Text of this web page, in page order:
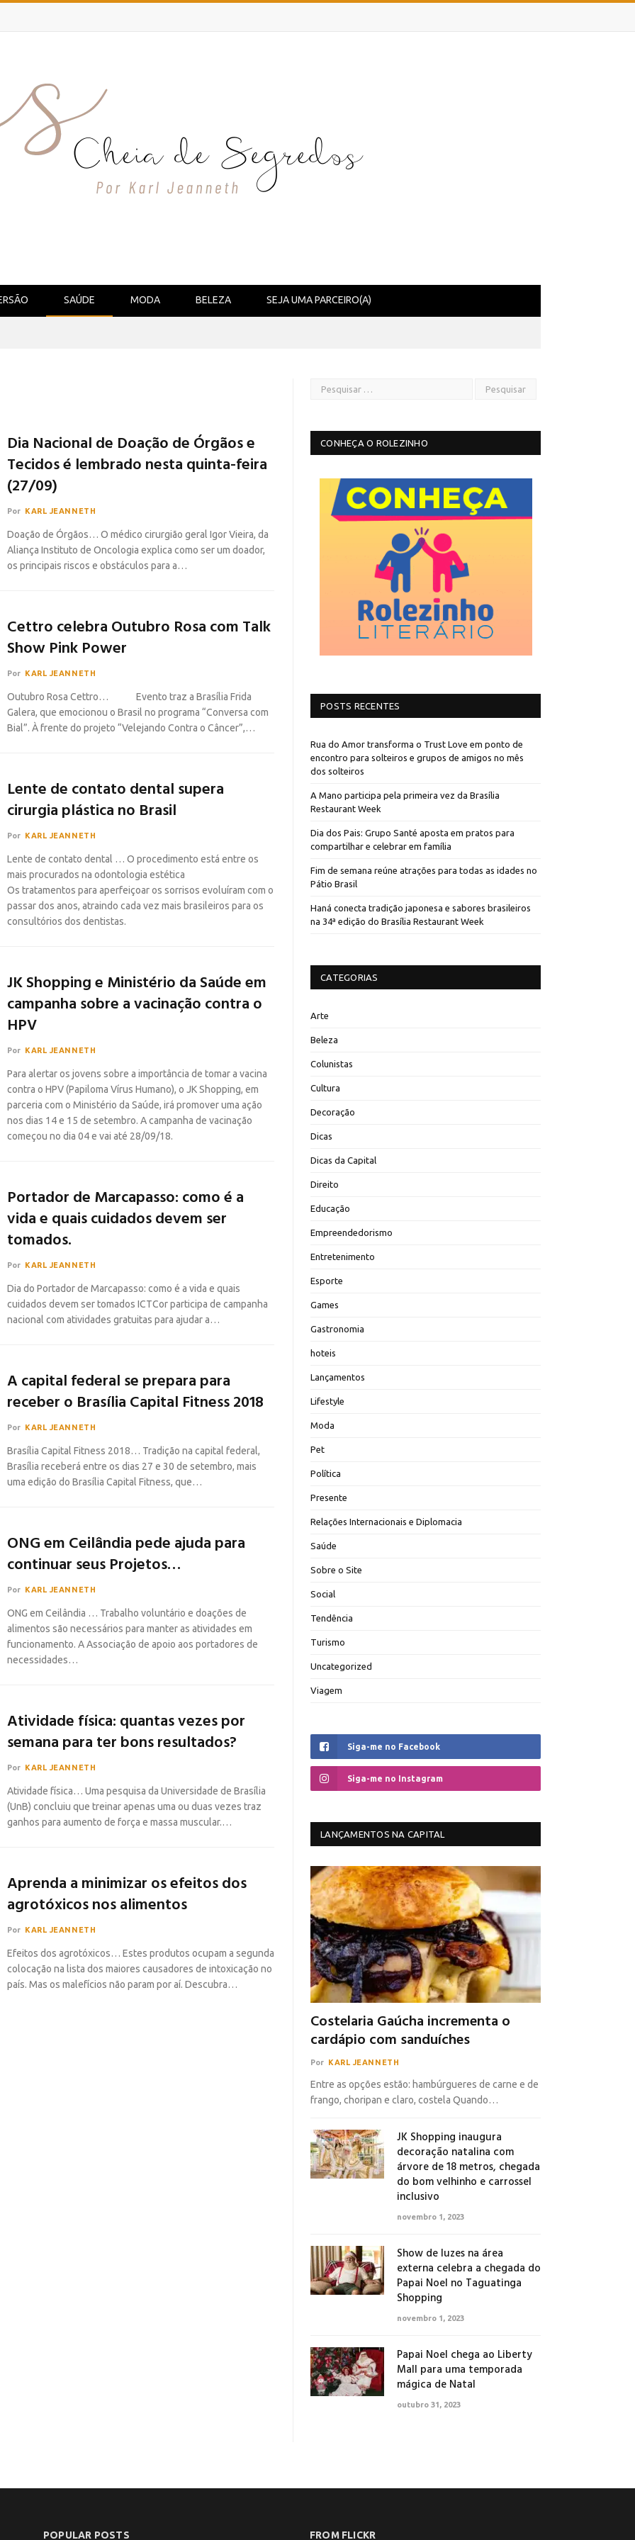
SAÚDE MODA BELEZA SEJA UMA PARCEIRO(A)
Dia Nacional de Doação de Órgãos e
Tecidos é lembrado nesta quinta-feira
(27/09)
Por KARL JEANNETH
Doação de Órgãos… O médico cirurgião geral Igor Vieira, da
Aliança Instituto de Oncologia explica como ser um doador,
os principais riscos e obstáculos para a…
Cettro celebra Outubro Rosa com Talk
Show Pink Power
Por KARL JEANNETH
Outubro Rosa Cettro… Evento traz a Brasília Frida
Galera, que emocionou o Brasil no programa “Conversa com
Bial”. À frente do projeto “Velejando Contra o Câncer”,…
Lente de contato dental supera
cirurgia plástica no Brasil
Por KARL JEANNETH
Lente de contato dental … O procedimento está entre os
mais procurados na odontologia estética
Os tratamentos para aperfeiçoar os sorrisos evoluíram com o
passar dos anos, atraindo cada vez mais brasileiros para os
consultórios dos dentistas.
JK Shopping e Ministério da Saúde em
campanha sobre a vacinação contra o
HPV
Por KARL JEANNETH
Para alertar os jovens sobre a importância de tomar a vacina
contra o HPV (Papiloma Vírus Humano), o JK Shopping, em
parceria com o Ministério da Saúde, irá promover uma ação
nos dias 14 e 15 de setembro. A campanha de vacinação
começou no dia 04 e vai até 28/09/18.
Portador de Marcapasso: como é a
vida e quais cuidados devem ser
tomados.
Por KARL JEANNETH
Dia do Portador de Marcapasso: como é a vida e quais
cuidados devem ser tomados ICTCor participa de campanha
nacional com atividades gratuitas para ajudar a…
A capital federal se prepara para
receber o Brasília Capital Fitness 2018
Por KARL JEANNETH
Brasília Capital Fitness 2018… Tradição na capital federal,
Brasília receberá entre os dias 27 e 30 de setembro, mais
uma edição do Brasília Capital Fitness, que…
ONG em Ceilândia pede ajuda para
continuar seus Projetos…
Por KARL JEANNETH
ONG em Ceilândia … Trabalho voluntário e doações de
alimentos são necessários para manter as atividades em
funcionamento. A Associação de apoio aos portadores de
necessidades…
Atividade física: quantas vezes por
semana para ter bons resultados?
Por KARL JEANNETH
Atividade física… Uma pesquisa da Universidade de Brasília
(UnB) concluiu que treinar apenas uma ou duas vezes traz
ganhos para aumento de força e massa muscular.…
Aprenda a minimizar os efeitos dos
agrotóxicos nos alimentos
Por KARL JEANNETH
Efeitos dos agrotóxicos… Estes produtos ocupam a segunda
colocação na lista dos maiores causadores de intoxicação no
país. Mas os malefícios não param por aí. Descubra…
CONHEÇA O ROLEZINHO
POSTS RECENTES
Rua do Amor transforma o Trust Love em ponto de
encontro para solteiros e grupos de amigos no mês
dos solteiros
A Mano participa pela primeira vez da Brasília
Restaurant Week
Dia dos Pais: Grupo Santé aposta em pratos para
compartilhar e celebrar em família
Fim de semana reúne atrações para todas as idades no
Pátio Brasil
Haná conecta tradição japonesa e sabores brasileiros
na 34ª edição do Brasília Restaurant Week
CATEGORIAS
Arte
Beleza
Colunistas
Cultura
Decoração
Dicas
Dicas da Capital
Direito
Educação
Empreendedorismo
Entretenimento
Esporte
Games
Gastronomia
hoteis
Lançamentos
Lifestyle
Moda
Pet
Política
Presente
Relações Internacionais e Diplomacia
Saúde
Sobre o Site
Social
Tendência
Turismo
Uncategorized
Viagem
Siga-me no Facebook
Siga-me no Instagram
LANÇAMENTOS NA CAPITAL
Costelaria Gaúcha incrementa o
cardápio com sanduíches
Por KARL JEANNETH
Entre as opções estão: hambúrgueres de carne e de
frango, choripan e claro, costela Quando…
JK Shopping inaugura
decoração natalina com
árvore de 18 metros, chegada
do bom velhinho e carrossel
inclusivo
novembro 1, 2023
Show de luzes na área
externa celebra a chegada do
Papai Noel no Taguatinga
Shopping
novembro 1, 2023
Papai Noel chega ao Liberty
Mall para uma temporada
mágica de Natal
outubro 31, 2023
POPULAR POSTS FROM FLICKR